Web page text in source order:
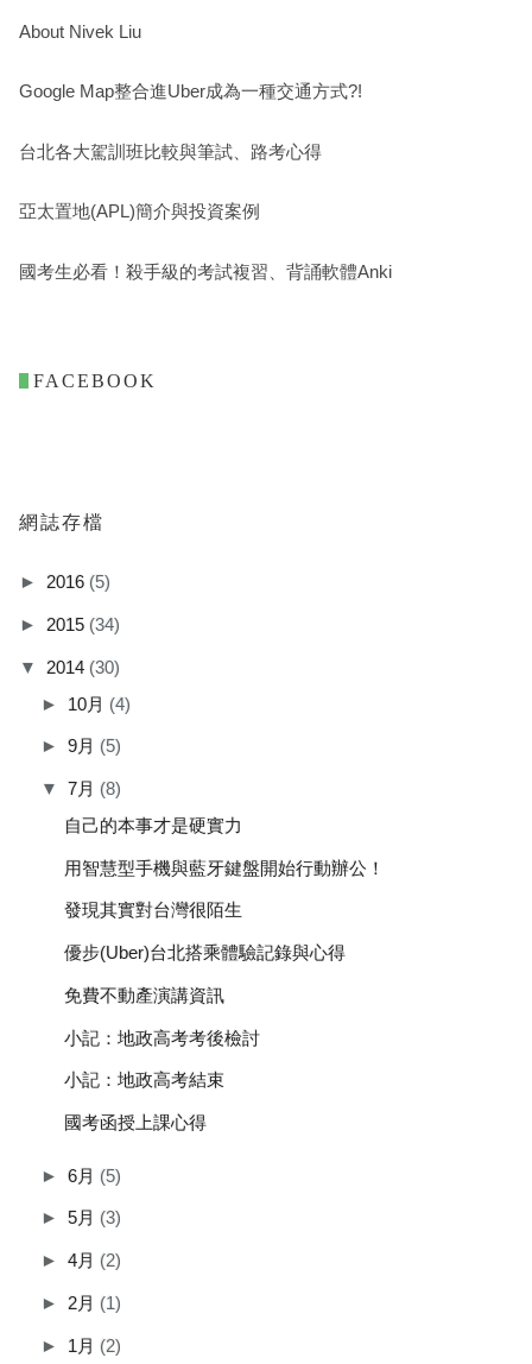
About Nivek Liu
Google Map整合進Uber成為一種交通方式?!
台北各大駕訓班比較與筆試、路考心得
亞太置地(APL)簡介與投資案例
國考生必看！殺手級的考試複習、背誦軟體Anki
. FACEBOOK
網誌存檔
► 2016 (5)
► 2015 (34)
▼ 2014 (30)
► 10月 (4)
► 9月 (5)
▼ 7月 (8)
自己的本事才是硬實力
用智慧型手機與藍牙鍵盤開始行動辦公！
發現其實對台灣很陌生
優步(Uber)台北搭乘體驗記錄與心得
免費不動產演講資訊
小記：地政高考考後檢討
小記：地政高考結束
國考函授上課心得
► 6月 (5)
► 5月 (3)
► 4月 (2)
► 2月 (1)
► 1月 (2)